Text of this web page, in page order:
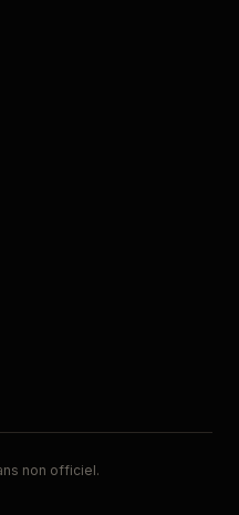
non officiel.